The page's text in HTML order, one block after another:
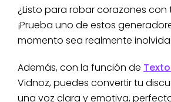
¿Listo para robar corazones con
¡Prueba uno de estos
momento sea realmente
Además, con la función de
Vidnoz, puedes convertir tu
una voz clara y emotiva,